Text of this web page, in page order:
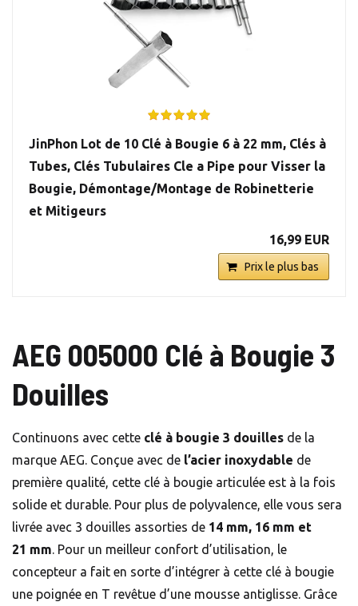
JinPhon Lot de 10 Clé à Bougie 6 à 22 mm, Clés à
Tubes, Clés Tubulaires Cle a Pipe pour Visser la
Bougie, Démontage/Montage de Robinetterie
et Mitigeurs
16,99 EUR
Prix le plus bas
AEG 005000 Clé à Bougie 3
Douilles
Continuons avec cette clé à bougie 3 douilles de la
marque AEG. Conçue avec de l’acier inoxydable de
première qualité, cette clé à bougie articulée est à la fois
solide et durable. Pour plus de polyvalence, elle vous sera
livrée avec 3 douilles assorties de 14 mm, 16 mm et
21 mm. Pour un meilleur confort d’utilisation, le
concepteur a fait en sorte d’intégrer à cette clé à bougie
une poignée en T revêtue d’une mousse antiglisse. Grâce